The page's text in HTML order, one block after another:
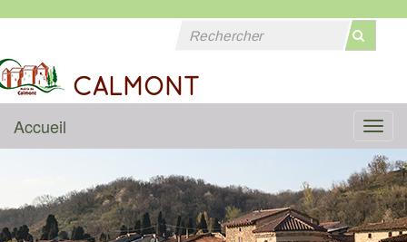
CALMONT
Menu
Accueil